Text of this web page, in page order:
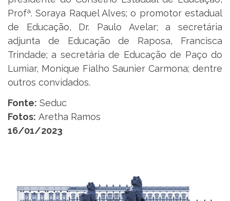
Profª. Soraya Raquel Alves; o promotor estadual
de Educação, Dr. Paulo Avelar; a secretária
adjunta de Educação de Raposa, Francisca
Trindade; a secretária de Educação de Paço do
Lumiar, Monique Fialho Saunier Carmona; dentre
outros convidados.
Fonte: Seduc
Fotos: Aretha Ramos
16/01/2023